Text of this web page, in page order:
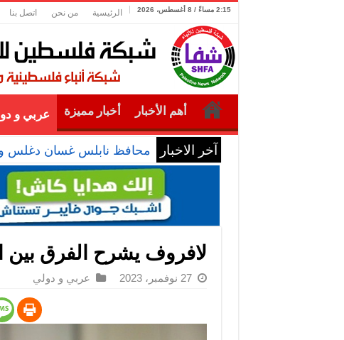
2:15 مساءً / 8 أغسطس، 2026 الرئيسية من نحن اتصل بنا
أهم الأخبار أخبار مميزة عربي و
آخر الاخبار محافظ نابلس غسان دغلس
لافروف يشرح الفرق بين
27 نوفمبر، 2023 عربي و دولي